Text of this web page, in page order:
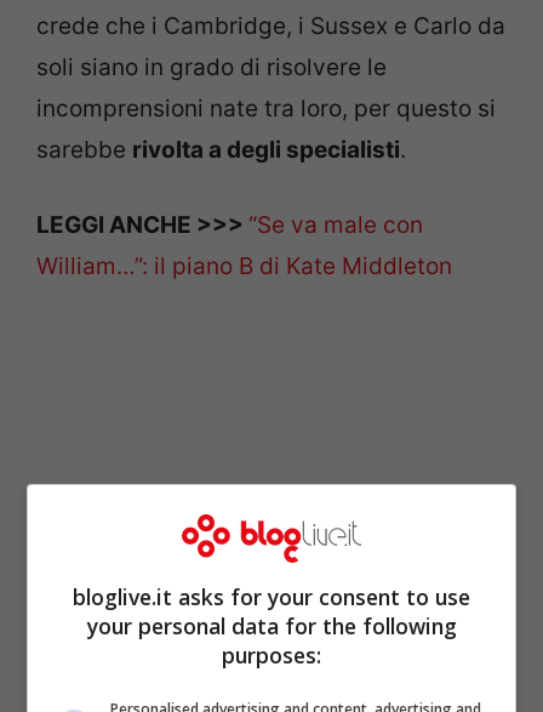
crede che i Cambridge, i Sussex e Carlo da
soli siano in grado di risolvere le
incomprensioni nate tra loro, per questo si
sarebbe rivolta a degli specialisti.
LEGGI ANCHE >>> “Se va male con
William…”: il piano B di Kate Middleton
Harry e Meghan Markle
bloglive.it asks for your consent to use
your personal data for the following
purposes: